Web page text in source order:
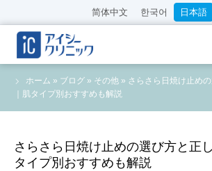
简体中文 한국어 日本語
ホーム » ブログ » その他 » さらさら日焼け止め
｜肌タイプ別おすすめも解説
さらさら日焼け止めの選び方と正
タイプ別おすすめも解説
クリニック紹介
診療内容